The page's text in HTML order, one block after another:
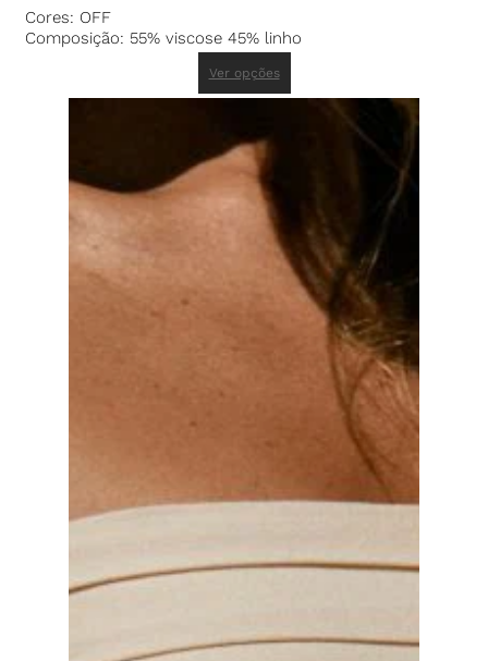
Cores: OFF
Composição: 55% viscose 45% linho
Ver opções